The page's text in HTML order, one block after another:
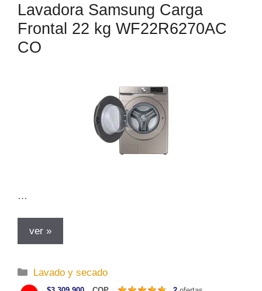
r
í
a
Lavadora Samsung Carga
Frontal 22 kg WF22R6270AC
CO
…
ver »
C
a
Lavado y secado